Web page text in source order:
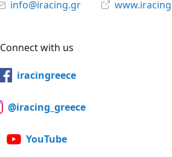
info@iracing.gr
Connect with us
iracingreece
@iracing_greece
YouTube